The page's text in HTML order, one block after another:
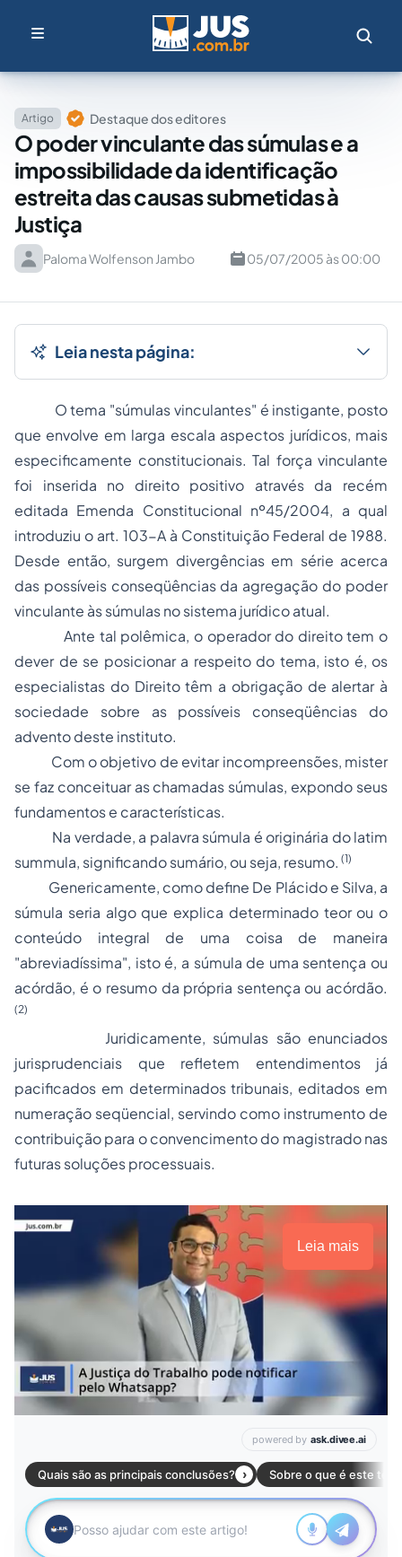
Artigo Destaque dos editores
O poder vinculante das súmulas e a
impossibilidade da identificação
estreita das causas submetidas à
Justiça
Paloma Wolfenson Jambo 05/07/2005 às 00:00
Leia nesta página:
O tema "súmulas vinculantes" é instigante, posto
que envolve em larga escala aspectos jurídicos, mais
especificamente constitucionais. Tal força vinculante
foi inserida no direito positivo através da recém
editada Emenda Constitucional nº45/2004, a qual
introduziu o art. 103-A à Constituição Federal de 1988.
Desde então, surgem divergências em série acerca
das possíveis conseqüências da agregação do poder
vinculante às súmulas no sistema jurídico atual.
Ante tal polêmica, o operador do direito tem o
dever de se posicionar a respeito do tema, isto é, os
especialistas do Direito têm a obrigação de alertar à
sociedade sobre as possíveis conseqüências do
advento deste instituto.
Com o objetivo de evitar incompreensões, mister
se faz conceituar as chamadas súmulas, expondo seus
fundamentos e características.
Na verdade, a palavra súmula é originária do latim
summula, significando sumário, ou seja, resumo. (1)
Genericamente, como define De Plácido e Silva, a
súmula seria algo que explica determinado teor ou o
conteúdo integral de uma coisa de maneira
"abreviadíssima", isto é, a súmula de uma sentença ou
acórdão, é o resumo da própria sentença ou acórdão.
(2)
Juridicamente, súmulas são enunciados
jurisprudenciais que refletem entendimentos já
pacificados em determinados tribunais, editados em
numeração seqüencial, servindo como instrumento de
contribuição para o convencimento do magistrado nas
futuras soluções processuais.
Leia mais